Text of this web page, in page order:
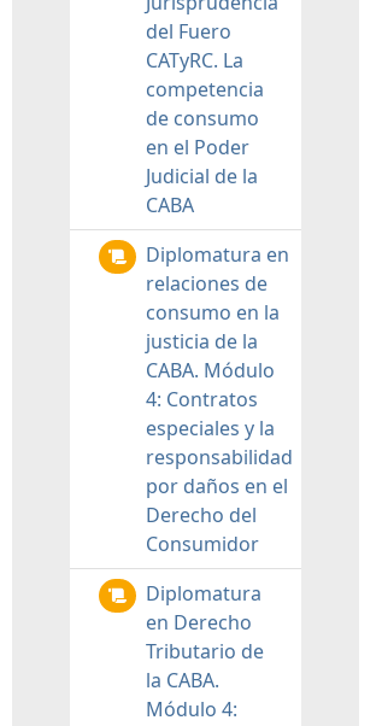
del Fuero
CATyRC. La
competencia
de consumo
en el Poder
Judicial de la
CABA
Diplomatura en
relaciones de
consumo en la
justicia de la
CABA. Módulo
4: Contratos
especiales y la
responsabilidad
por daños en el
Derecho del
Consumidor
Diplomatura
en Derecho
Tributario de
la CABA.
Módulo 4: